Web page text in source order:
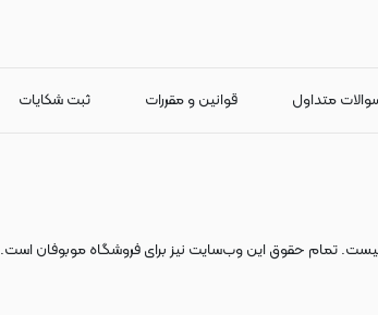
متداول قوانین و مقررات ثبت شکایات
تمام حقوق اين وب‌سايت نیز برای فروشگاه موبوفان است.